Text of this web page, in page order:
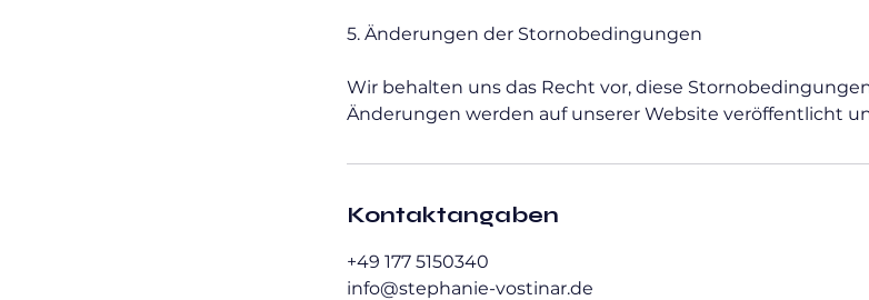
5. Änderungen der Stornobedingungen
Wir behalten uns das Recht vor, diese
Änderungen werden auf unserer Website veröffentlicht
Kontaktangaben
+49 177 5150340
info@stephanie-vostinar.de